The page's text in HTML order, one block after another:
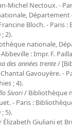
Michel Nectoux. -
Bloch. - Paris :
2).
nationale,
: Impr. F.
des années trente/
Gavouyère. -
; 4).
Sivori/ Bibliothèque
- Paris :
5).
Élizabeth Giuliani et